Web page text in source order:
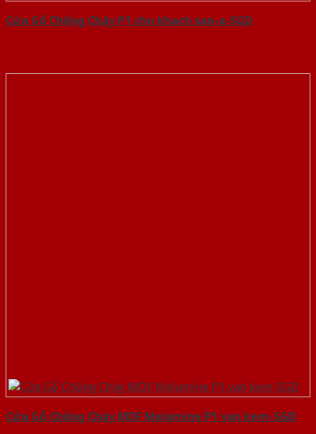
Cửa Gỗ Chống Cháy P1 cho khach san-a-SGD
Cửa Gỗ Chống Cháy MDF Melamine P1 van kem-SGD